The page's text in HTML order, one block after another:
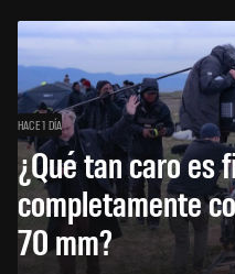
HACE 1 DÍA
¿Qué tan caro es
completamente
70 mm?